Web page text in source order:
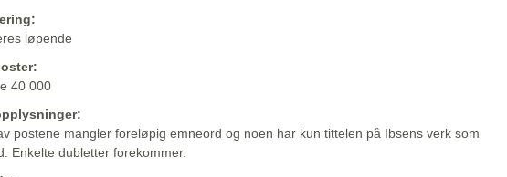
løpende
40 000
postene mangler foreløpig emneord og noen har kun tittelen på Ibsens verk som
Enkelte dubletter forekommer.